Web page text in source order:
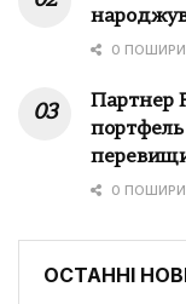
0
Партнер
0
ОСТАННІ